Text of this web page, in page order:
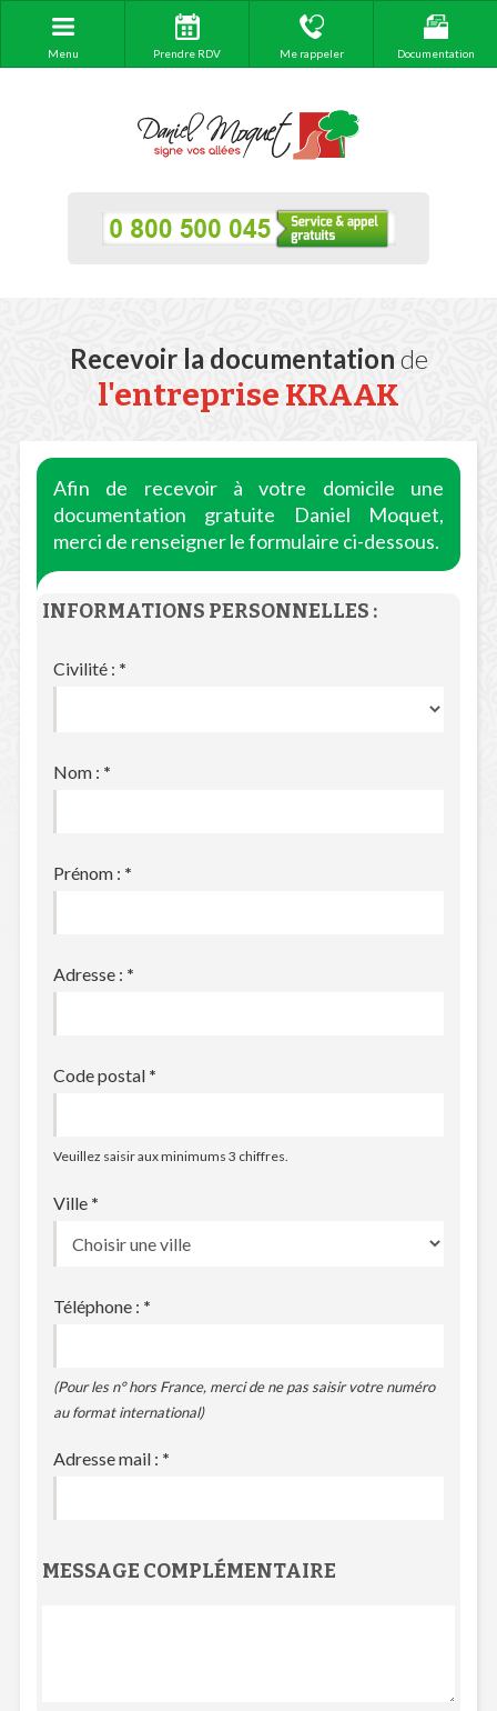
Menu Prendre RDV Me rappeler Documentation
Recevoir la documentation de
l'entreprise KRAAK
Afin de recevoir à votre domicile une
documentation gratuite Daniel Moquet,
merci de renseigner le formulaire ci-dessous.
INFORMATIONS PERSONNELLES :
Civilité : *
Nom : *
Prénom : *
Adresse : *
Code postal *
Veuillez saisir aux minimums 3 chiffres.
Ville *
Téléphone : *
(Pour les n° hors France, merci de ne pas saisir votre numéro
au format international)
Adresse mail : *
MESSAGE COMPLÉMENTAIRE